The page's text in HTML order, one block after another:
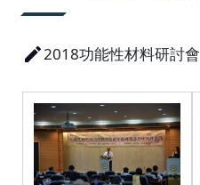
2018功能性材料研討會